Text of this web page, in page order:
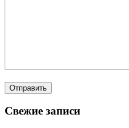
Свежие записи